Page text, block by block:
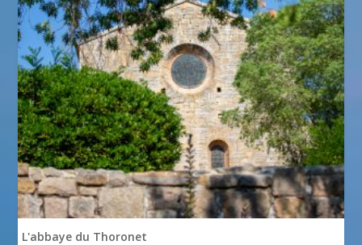
L'abbaye du Thoronet